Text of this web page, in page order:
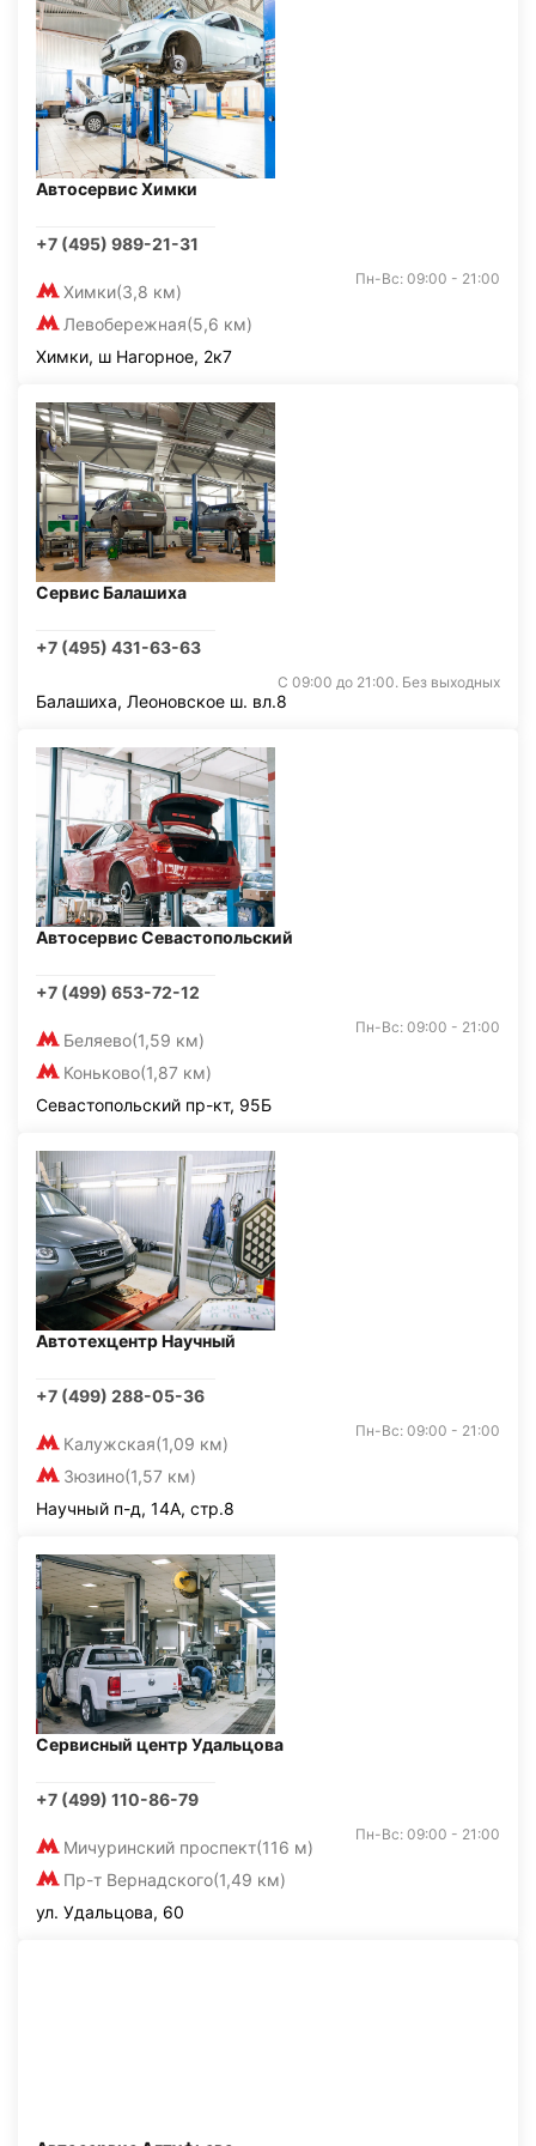
Автосервис Химки
+7 (495) 989-21-31
Химки(3,8 км)
Левобережная(5,6 км)
Пн-Вс: 09:00 - 21:00
Химки, ш Нагорное, 2к7
Сервис Балашиха
+7 (495) 431-63-63
С 09:00 до 21:00. Без выходных
Балашиха, Леоновское ш. вл.8
Автосервис Севастопольский
+7 (499) 653-72-12
Беляево(1,59 км)
Коньково(1,87 км)
Пн-Вс: 09:00 - 21:00
Севастопольский пр-кт, 95Б
Автотехцентр Научный
+7 (499) 288-05-36
Калужская(1,09 км)
Зюзино(1,57 км)
Пн-Вс: 09:00 - 21:00
Научный п-д, 14А, стр.8
Сервисный центр Удальцова
+7 (499) 110-86-79
Мичуринский проспект(116 м)
Пр-т Вернадского(1,49 км)
Пн-Вс: 09:00 - 21:00
ул. Удальцова, 60